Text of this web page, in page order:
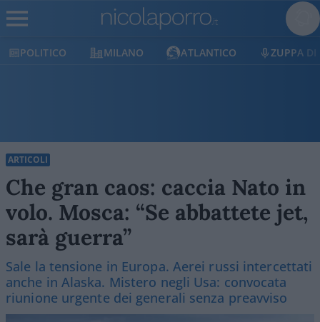
MILANO ATLANTICO ZUPPA DI PORRO
ARTICOLI
Che gran caos: caccia Nato in
volo. Mosca: “Se abbattete jet,
sarà guerra”
Sale la tensione in Europa. Aerei russi intercettati
anche in Alaska. Mistero negli Usa: convocata
riunione urgente dei generali senza preavviso